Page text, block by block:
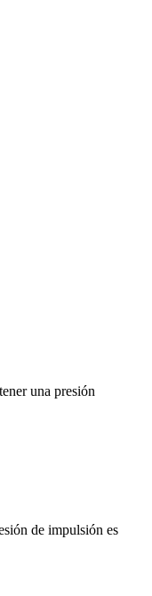
una presión
de impulsión es